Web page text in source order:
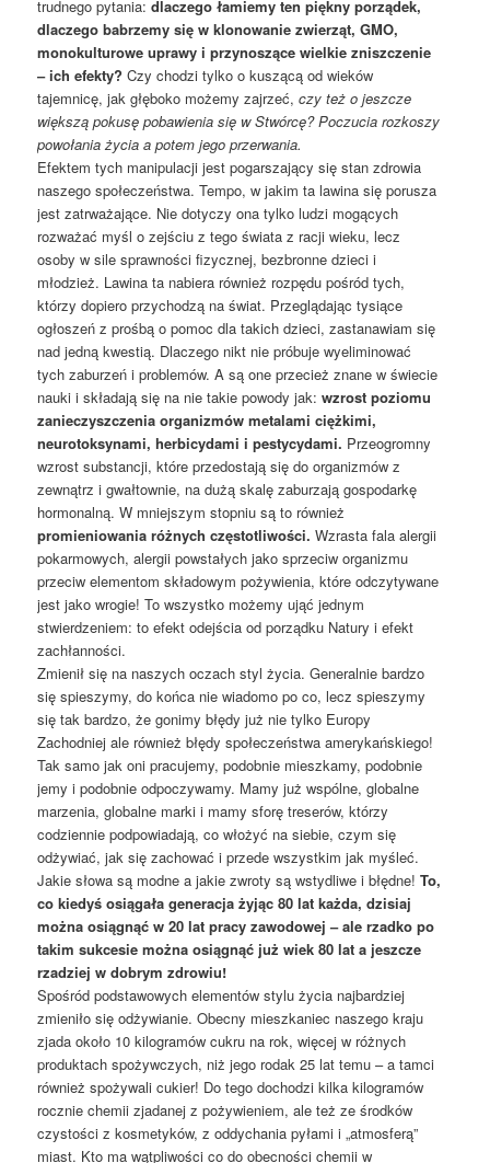
trudnego pytania:dlaczego łamiemy ten piękny porządek,
dlaczego babrzemy się w klonowanie zwierząt, GMO,
monokulturowe uprawy i przynoszące wielkie zniszczenie
– ich efekty?Czy chodzi tylko o kuszącą od wieków
tajemnicę, jak głęboko możemy zajrzeć,czy też o jeszcze
większą pokusę pobawienia się w Stwórcę? Poczucia rozkoszy
powołania życia a potem jego przerwania.
Efektem tych manipulacji jest pogarszający się stan zdrowia
naszego społeczeństwa. Tempo, w jakim ta lawina się porusza
jest zatrważające. Nie dotyczy ona tylko ludzi mogących
rozważać myśl o zejściu z tego świata z racji wieku, lecz
osoby w sile sprawności fizycznej, bezbronne dzieci i
młodzież. Lawina ta nabiera również rozpędu pośród tych,
którzy dopiero przychodzą na świat. Przeglądając tysiące
ogłoszeń z prośbą o pomoc dla takich dzieci, zastanawiam się
nad jedną kwestią. Dlaczego nikt nie próbuje wyeliminować
tych zaburzeń i problemów. A są one przecież znane w świecie
nauki i składają się na nie takie powody jak:wzrost poziomu
zanieczyszczenia organizmów metalami ciężkimi,
neurotoksynami, herbicydami i pestycydami. Przeogromny
wzrost substancji, które przedostają się do organizmów z
zewnątrz i gwałtownie, na dużą skalę zaburzają gospodarkę
hormonalną. W mniejszym stopniu są to również
promieniowania różnych częstotliwości. Wzrasta fala alergii
pokarmowych, alergii powstałych jako sprzeciw organizmu
przeciw elementom składowym pożywienia, które odczytywane
jest jako wrogie! To wszystko możemy ująć jednym
stwierdzeniem: to efekt odejścia od porządku Natury i efekt
zachłanności.
Zmienił się na naszych oczach styl życia. Generalnie bardzo
się spieszymy, do końca nie wiadomo po co, lecz spieszymy
się tak bardzo, że gonimy błędy już nie tylko Europy
Zachodniej ale również błędy społeczeństwa amerykańskiego!
Tak samo jak oni pracujemy, podobnie mieszkamy, podobnie
jemy i podobnie odpoczywamy. Mamy już wspólne, globalne
marzenia, globalne marki i mamy sforę treserów, którzy
codziennie podpowiadają, co włożyć na siebie, czym się
odżywiać, jak się zachować i przede wszystkim jak myśleć.
Jakie słowa są modne a jakie zwroty są wstydliwe i błędne!To,
co kiedyś osiągała generacja żyjąc 80 lat każda, dzisiaj
można osiągnąć w 20 lat pracy zawodowej – ale rzadko po
takim sukcesie można osiągnąć już wiek 80 lat a jeszcze
rzadziej w dobrym zdrowiu!
Spośród podstawowych elementów stylu życia najbardziej
zmieniło się odżywianie. Obecny mieszkaniec naszego kraju
zjada około 10 kilogramów cukru na rok, więcej w różnych
produktach spożywczych, niż jego rodak 25 lat temu – a tamci
również spożywali cukier! Do tego dochodzi kilka kilogramów
rocznie chemii zjadanej z pożywieniem, ale też ze środków
czystości z kosmetyków, z oddychania pyłami i „atmosferą”
miast. Kto ma wątpliwości co do obecności chemii w